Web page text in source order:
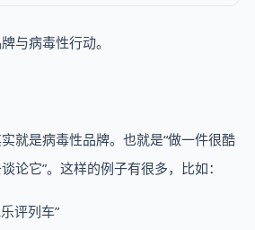
与病毒性行动。
就是病毒性品牌。也就是“做一件很酷
论它”。这样的例子有很多，比如：
评列车”